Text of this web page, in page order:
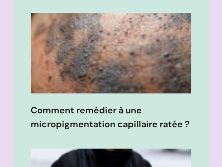
Comment remédier à une
micropigmentation capillaire ratée ?